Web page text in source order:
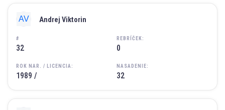
#
32
Andrej Viktorin
ROK NAR. / LICENCIA:
1989 /
REBRÍČEK:
0
NASADENIE:
32